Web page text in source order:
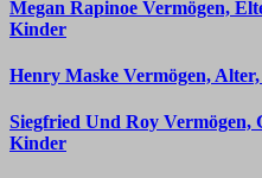
Megan Rapinoe Vermögen,
Kinder
Henry Maske Vermögen,
Siegfried Und Roy
Kinder